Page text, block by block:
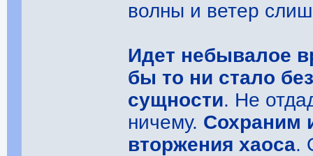
волны и ветер
Идет небывалое
бы то ни стало
сущности. Не
ничему. Сохраним
вторжения хаоса.